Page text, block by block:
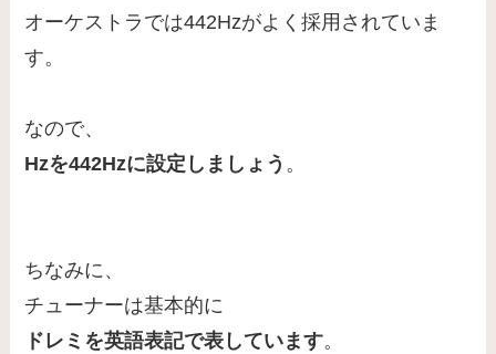
オーケストラでは442Hzがよく採用されていま
す。
なので、
Hzを442Hzに設定しましょう 。
ちなみに、
チューナーは基本的に
ドレミを英語表記で表しています。